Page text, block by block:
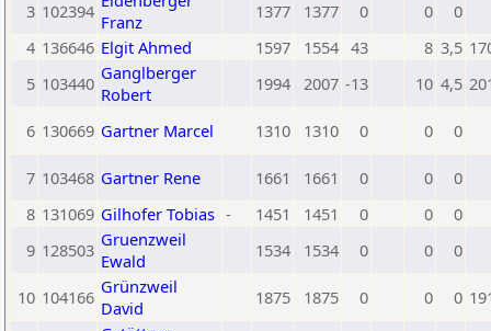
3 102394 Franz
1377 1377 0 0
0
4 136646 Elgit Ahmed 1597 1554 43 8 3,5
5 103440 Ganglberger
Robert
1994 2007 -13 10 4,5
6 130669 Gartner Marcel 1310 1310 0 0 0
7 103468 Gartner Rene 1661 1661 0 0
0
8 131069 Gilhofer Tobias - 1451 1451 0 0
0
9 128503 Gruenzweil
Ewald
1534 1534 0 0 0
10 104166 Grünzweil
David
1875 1875 0 0 0